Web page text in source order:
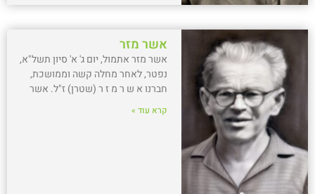
אשר מזר
אשר מזר אתמול, יום ג' א' סיון תשל"א,
נפטר, לאחר מחלה קשה וממושכת,
חברנו א ש ר מ ז ר (שטרן) ז"ל. אשר
קרא עוד »